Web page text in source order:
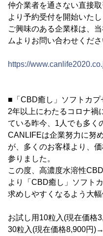
仲介業者を通さない直接
より予約受付を開始いたし
ご興味のある企業様は、
ムよりお問い合わせくださ
https://
■「CBD癒し」ソフトカ
2年以上にわたるコロナ禍
ている昨今、1人でも多く
CANLIFEは企業努力に努
が、多くのお客様より、
参りました。
この度、高濃度水溶性
より「CBD癒し」ソフト
求めしやすくなるよう大
お試し用10粒入(現在価格
30粒入(現在価格8,900円